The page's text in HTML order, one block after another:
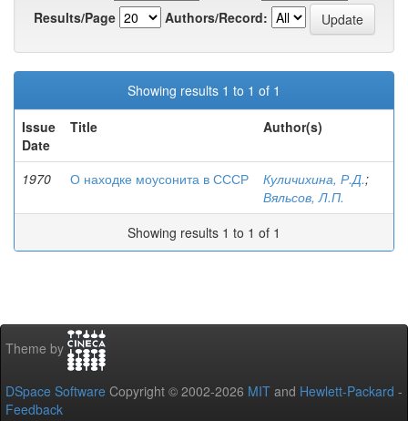
Results/Page
Authors/Record:
Showing results 1 to 1 of 1
Issue
Date
Title Author(s)
1970 О находке моусонита в СССР Куличихина, Р.Д.;
Вяльсов, Л.П.
Showing results 1 to 1 of 1
Theme by
DSpace Software Copyright © 2002-2026 MIT and Hewlett-Packard -
Feedback